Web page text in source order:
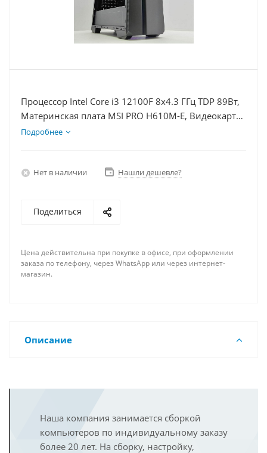
Процессор Intel Core i3 12100F 8x4.3 ГГц TDP 89Вт,
Материнская плата MSI PRO H610M-E, Видеокарта
RTX 4070TiS 16Гб, Память DDR4 16Gb, Диски
Подробнее
Нет в наличии Нашли дешевле?
Поделиться
Цена действительна при покупке в офисе, при оформлении
заказа по телефону, через WhatsApp или через интернет-
магазин.
Описание
Наша компания занимается сборкой
компьютеров по индивидуальному заказу
более 20 лет. На сборку, настройку,